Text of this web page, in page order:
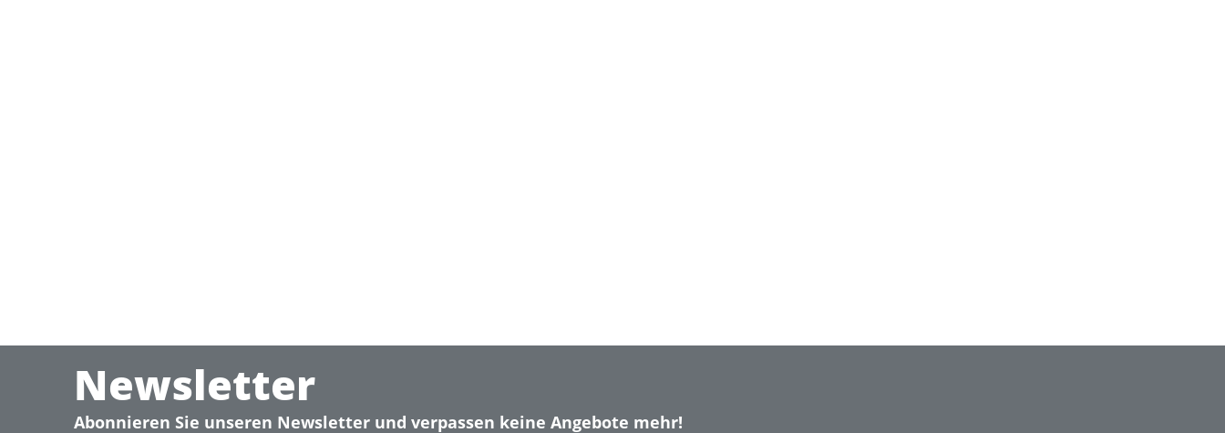
Newsletter
Abonnieren Sie unseren Newsletter und verpassen keine Angebote mehr!